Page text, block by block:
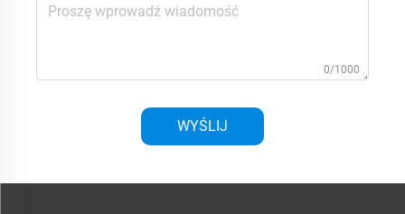
0/1000
WYŚLIJ